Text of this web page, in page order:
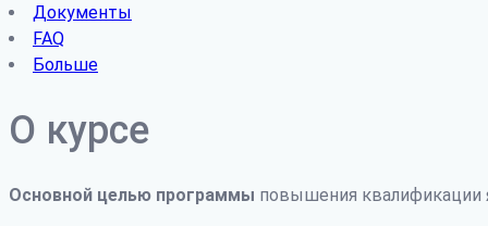
Документы
FAQ
Больше
О курсе
Основной целью программы повышения квалификации